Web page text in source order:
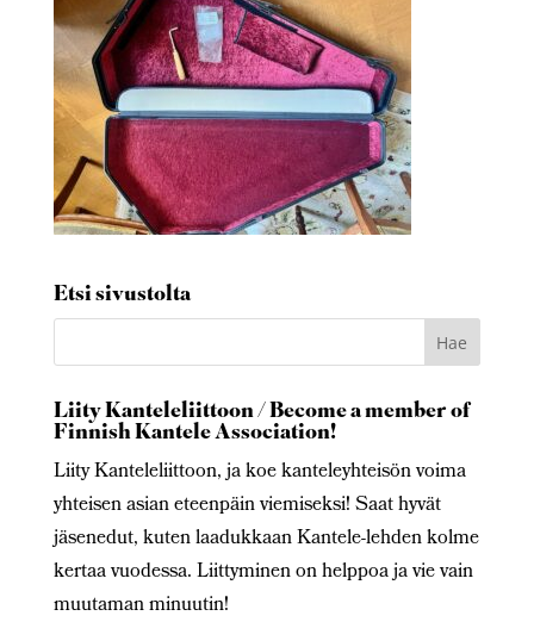
Etsi sivustolta
Liity Kanteleliittoon / Become a member of
Finnish Kantele Association!
Liity Kanteleliittoon, ja koe kanteleyhteisön voima
yhteisen asian eteenpäin viemiseksi! Saat hyvät
jäsenedut, kuten laadukkaan Kantele-lehden kolme
kertaa vuodessa. Liittyminen on helppoa ja vie vain
muutaman minuutin!